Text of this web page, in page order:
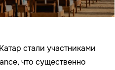
стали участниками
что существенно